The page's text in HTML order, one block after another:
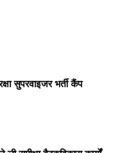
सुपरवाइजर भर्ती कैंप